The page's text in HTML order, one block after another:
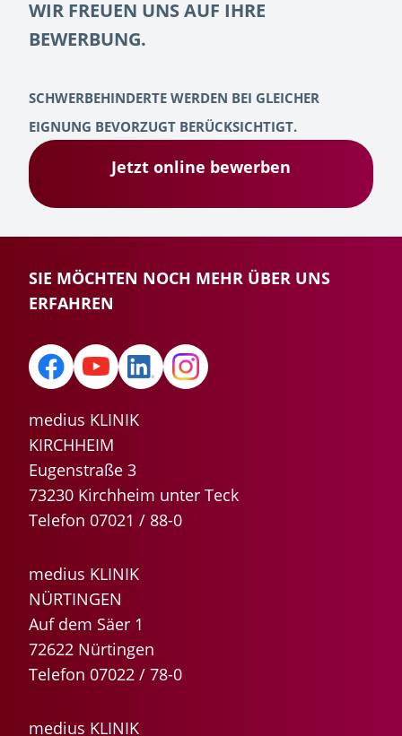
WIR FREUEN UNS AUF IHRE
BEWERBUNG.
SCHWERBEHINDERTE WERDEN BEI GLEICHER
EIGNUNG BEVORZUGT BERÜCKSICHTIGT.
Jetzt online bewerben
SIE MÖCHTEN NOCH MEHR ÜBER UNS
ERFAHREN
medius KLINIK
KIRCHHEIM
Eugenstraße 3
73230 Kirchheim unter Teck
Telefon 07021 / 88-0
medius KLINIK
NÜRTINGEN
Auf dem Säer 1
72622 Nürtingen
Telefon 07022 / 78-0
medius KLINIK